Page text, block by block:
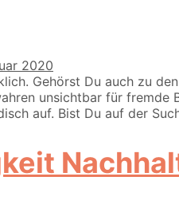
2020
Gehörst Du auch zu
unsichtbar für
auf. Bist Du auf der